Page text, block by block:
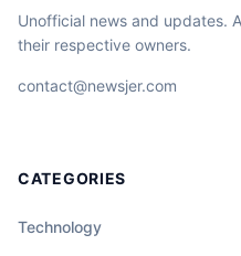
Unofficial news and updates.
their respective owners.
contact@newsjer.com
CATEGORIES
Technology